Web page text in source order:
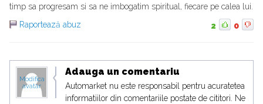
timp sa progresam si sa ne imbogatim spiritual, fiecare pe calea lui.
Raportează abuz
2 0
Modifica
avatar
Adauga un comentariu
Automarket nu este responsabil pentru acuratetea
informatiilor din comentariile postate de cititori. Ne